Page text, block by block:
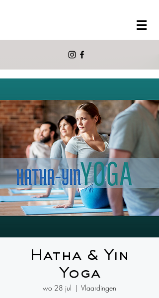
Hatha & Yin
Yoga
wo 28 jul
  |
Vlaardingen